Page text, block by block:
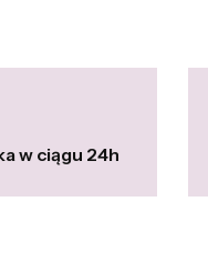
w ciągu 24h